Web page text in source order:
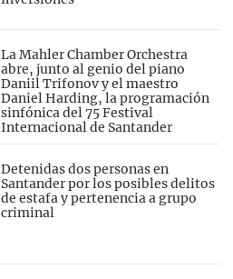
La Mahler Chamber Orchestra
abre, junto al genio del piano
Daniil Trifonov y el maestro
Daniel Harding, la programación
sinfónica del 75 Festival
Internacional de Santander
Detenidas dos personas en
Santander por los posibles delitos
de estafa y pertenencia a grupo
criminal